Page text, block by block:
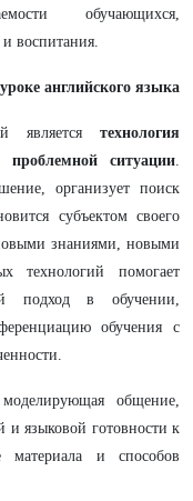
обучающихся,
воспитания.
английского языка
является технология
проблемной ситуации.
организует поиск
субъектом своего
знаниями, новыми
технологий помогает
подход в обучении,
обучения с
моделирующая общение,
и языковой готовности к
материала и способов